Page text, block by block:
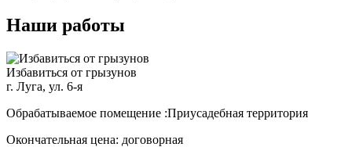
Наши работы
Избавиться от грызунов
г. Луга, ул. 6-я
Обрабатываемое помещение :Приусадебная территория
Окончательная цена: договорная